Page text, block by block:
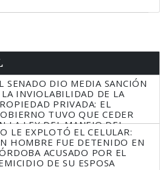
SENADO DIO MEDIA SANCIÓN
LA INVIOLABILIDAD DE LA
PRIVADA: EL
TUVO QUE CEDER
LA LEY DEL MANEJO DEL
LE EXPLOTÓ EL CELULAR:
HOMBRE FUE DETENIDO EN
ACUSADO POR EL
DE SU ESPOSA